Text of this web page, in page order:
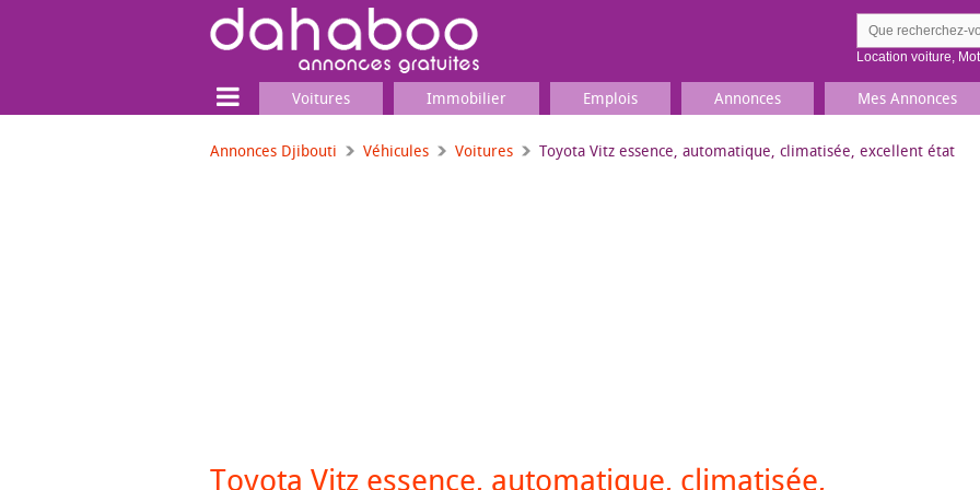
Location voiture,
Voitures Immobilier Emplois Annonces Mes Annonces
Annonces Djibouti Véhicules Voitures Toyota Vitz essence, automatique, climatisée, excellent état
Toyota Vitz essence, automatique, climatisée,